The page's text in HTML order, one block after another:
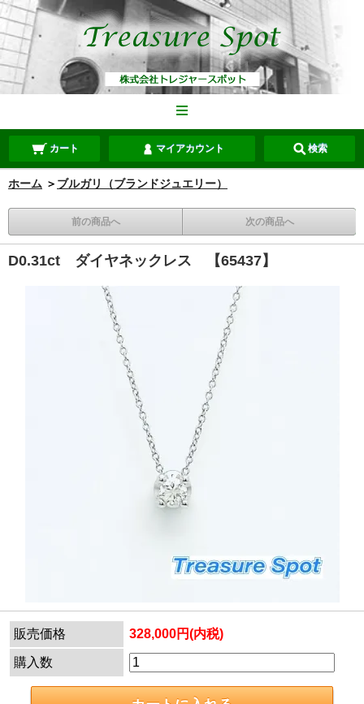
カート マイアカウント 検索
ホーム ＞ ブルガリ（ブランドジュエリー）
前の商品へ 次の商品へ
D0.31ct ダイヤネックレス 【65437】
販売価格 328,000円(内税)
購入数